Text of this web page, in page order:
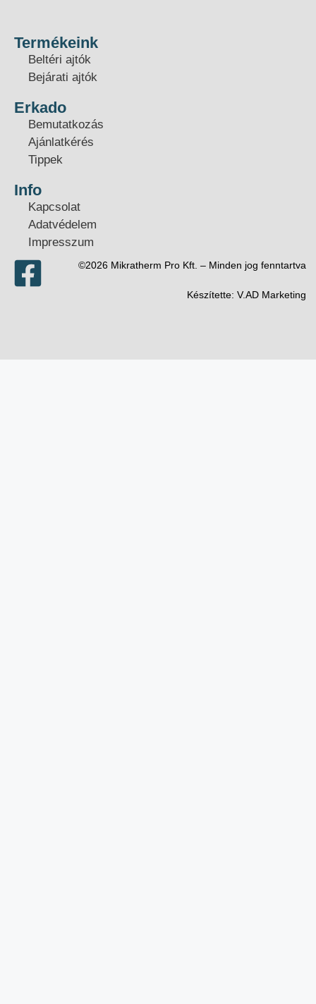
Termékeink
Beltéri ajtók
Bejárati ajtók
Erkado
Bemutatkozás
Ajánlatkérés
Tippek
Info
Kapcsolat
Adatvédelem
Impresszum
©2026 Mikratherm Pro Kft. – Minden jog fenntartva​
Készítette: V.AD Marketing